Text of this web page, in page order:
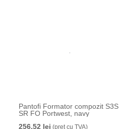
Pantofi Formator compozit S3S
SR FO Portwest, navy
256,52 lei (pret cu TVA)